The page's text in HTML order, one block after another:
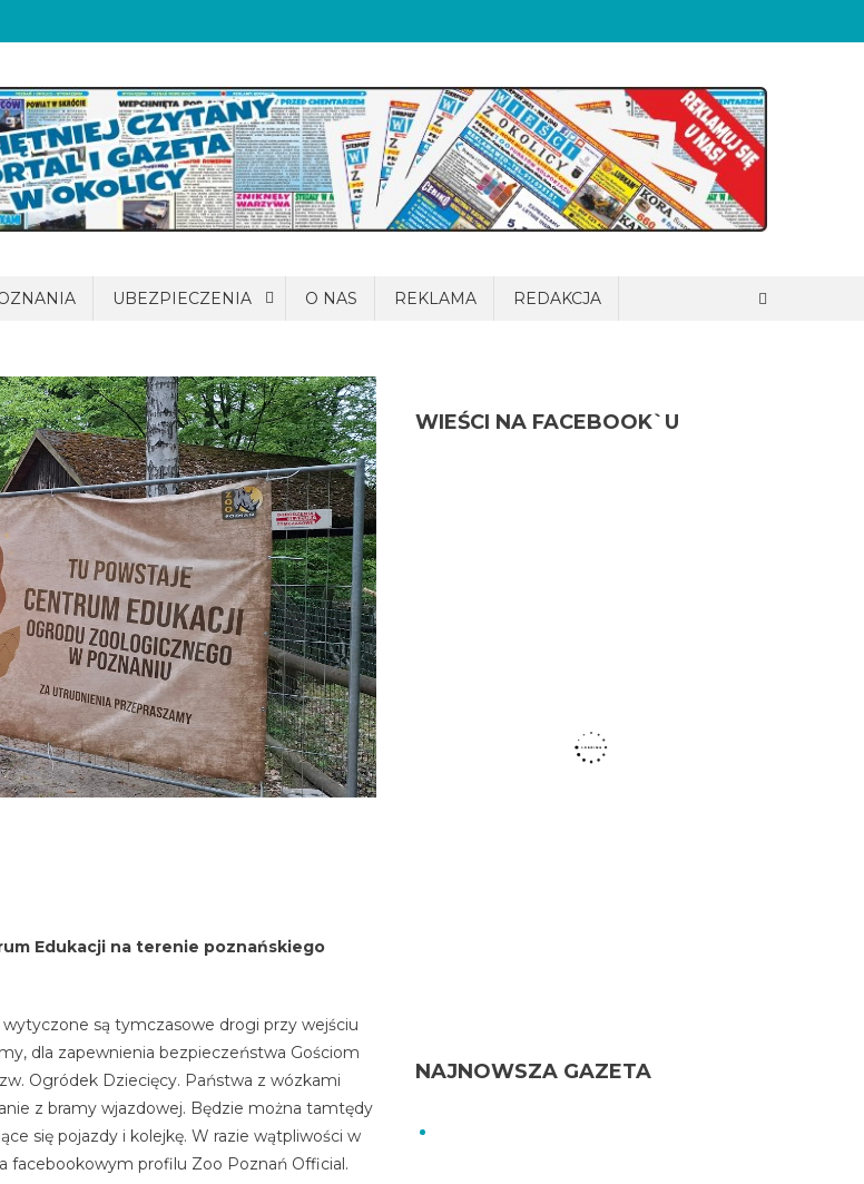
UBEZPIECZENIA O NAS REKLAMA REDAKCJA
Edukacji na terenie poznańskiego
są tymczasowe drogi przy wejściu
dla zapewnienia bezpieczeństwa Gościom
Ogródek Dziecięcy. Państwa z wózkami
z bramy wjazdowej. Będzie można tamtędy
się pojazdy i kolejkę. W razie wątpliwości w
facebookowym profilu Zoo Poznań Official.
WIEŚCI NA FACEBOOK`U
NAJNOWSZA GAZETA